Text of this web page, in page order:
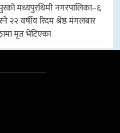
मध्यपुरथिमी नगरपालिका–६
२२ वर्षीय रिदम श्रेष्ठ मंगलबार
मृत भेटिएका